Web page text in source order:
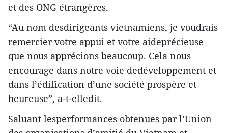
et des ONG étrangères.
“Au nom desdirigeants vietnamiens, je voudrais
remercier votre appui et votre aideprécieuse
que nous apprécions beaucoup. Cela nous
encourage dans notre voie dedéveloppement et
dans l’édification d’une société prospère et
heureuse”, a-t-elledit.
Saluant lesperformances obtenues par l’Union